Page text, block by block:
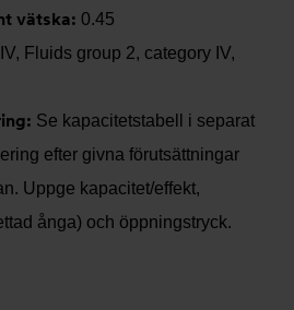
vätska: 0.45
Fluids group 2, category IV,
Se kapacitetstabell i separat
efter givna förutsättningar
Uppge kapacitet/effekt,
ånga) och öppningstryck.